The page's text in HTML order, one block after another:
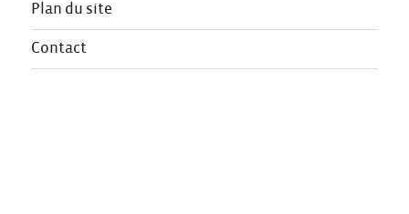
Plan du site
Contact